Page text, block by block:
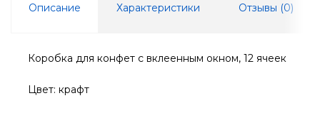
Описание Характеристики Отзывы (0)
Коробка для конфет с вклеенным окном, 12 ячеек
Цвет: крафт